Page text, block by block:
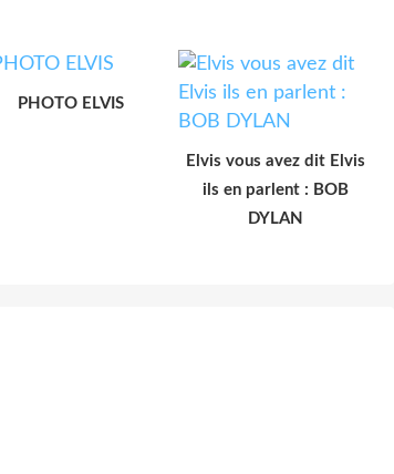
PHOTO ELVIS
Elvis vous avez dit Elvis
ils en parlent : BOB
DYLAN